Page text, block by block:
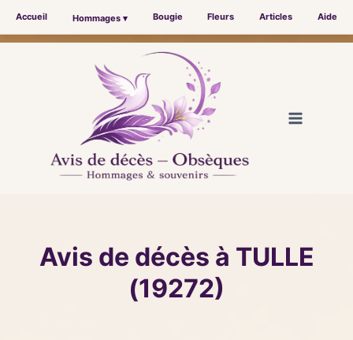
Accueil Hommages ▾ Bougie Fleurs Articles Aide
Avis de décès à TULLE
(19272)